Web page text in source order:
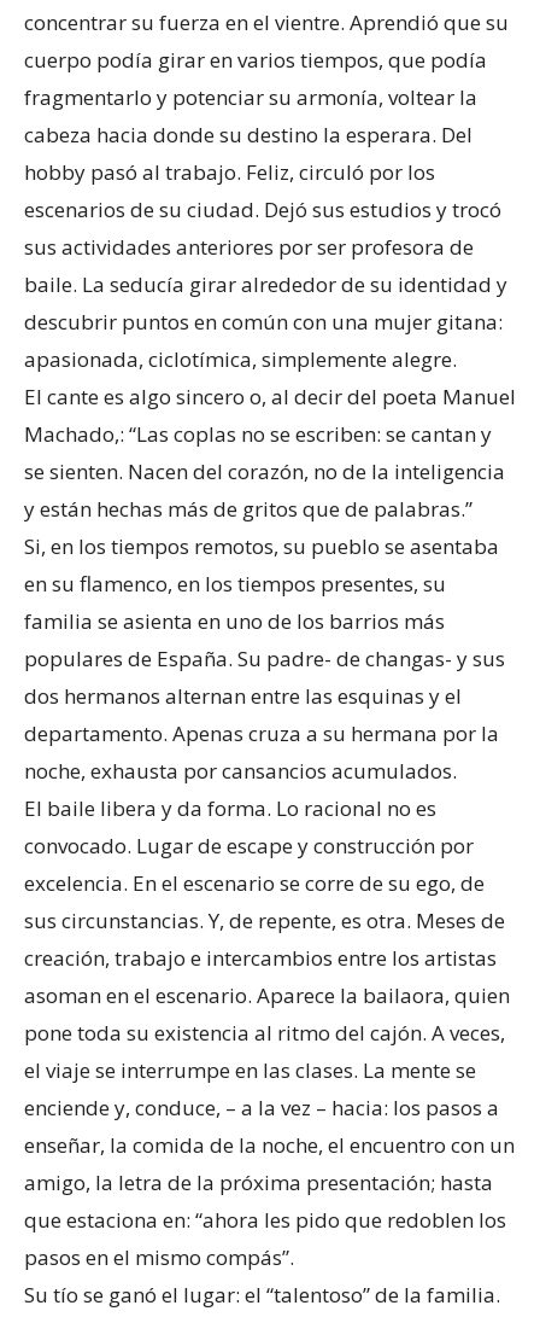
concentrar su fuerza en el vientre. Aprendió que su
cuerpo podía girar en varios tiempos, que podía
fragmentarlo y potenciar su armonía, voltear la
cabeza hacia donde su destino la esperara. Del
hobby pasó al trabajo. Feliz, circuló por los
escenarios de su ciudad. Dejó sus estudios y trocó
sus actividades anteriores por ser profesora de
baile. La seducía girar alrededor de su identidad y
descubrir puntos en común con una mujer gitana:
apasionada, ciclotímica, simplemente alegre.
El cante es algo sincero o, al decir del poeta Manuel
Machado,: “Las coplas no se escriben: se cantan y
se sienten. Nacen del corazón, no de la inteligencia
y están hechas más de gritos que de palabras.”
Si, en los tiempos remotos, su pueblo se asentaba
en su flamenco, en los tiempos presentes, su
familia se asienta en uno de los barrios más
populares de España. Su padre- de changas- y sus
dos hermanos alternan entre las esquinas y el
departamento. Apenas cruza a su hermana por la
noche, exhausta por cansancios acumulados.
El baile libera y da forma. Lo racional no es
convocado. Lugar de escape y construcción por
excelencia. En el escenario se corre de su ego, de
sus circunstancias. Y, de repente, es otra. Meses de
creación, trabajo e intercambios entre los artistas
asoman en el escenario. Aparece la bailaora, quien
pone toda su existencia al ritmo del cajón. A veces,
el viaje se interrumpe en las clases. La mente se
enciende y, conduce, – a la vez – hacia: los pasos a
enseñar, la comida de la noche, el encuentro con un
amigo, la letra de la próxima presentación; hasta
que estaciona en: “ahora les pido que redoblen los
pasos en el mismo compás”.
Su tío se ganó el lugar: el “talentoso” de la familia.